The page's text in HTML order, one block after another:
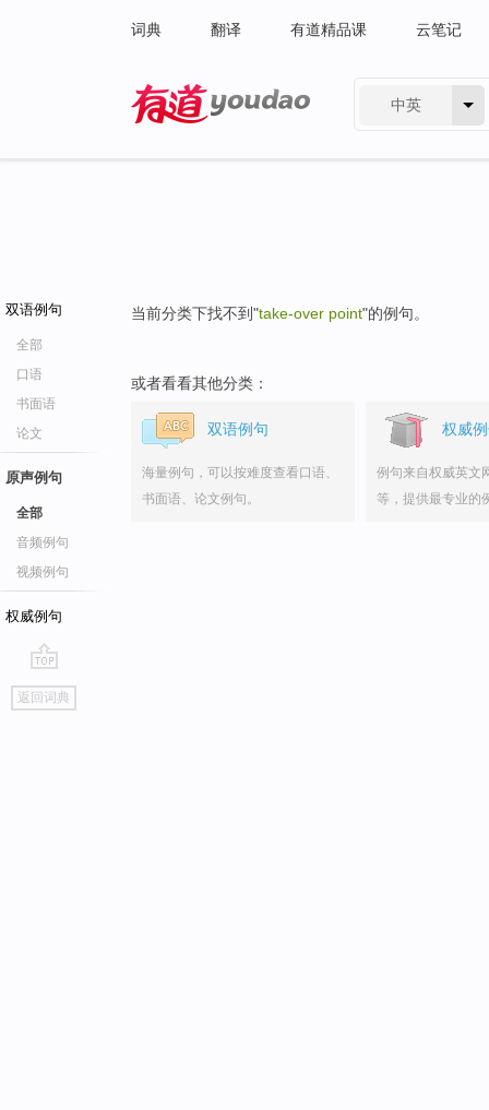
词典 翻译 有道精品课 云笔记
中英
双语例句
全部
口语
书面语
论文
原声例句
全部
音频例句
视频例句
权威例句
go
top
返回词典
当前分类下找不到"take-over point"的例句。
或者看看其他分类：
双语例句
海量例句，可以按难度查看口语、
书面语、论文例句。
权威
例句来自权威英文
等，提供最专业的